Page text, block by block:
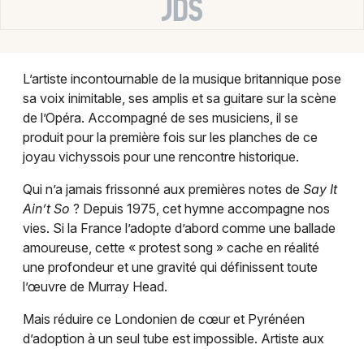
Sports
Soirées
Sorties famille
Expos
Sorties & loisirs
Pop / folk dans la Allier
Pop / folk en Auvergne
Paris
Strasbourg
Toulouse
Toutes les villes
L’artiste incontournable de la musique britannique pose
sa voix inimitable, ses amplis et sa guitare sur la scène
de l’Opéra. Accompagné de ses musiciens, il se
produit pour la première fois sur les planches de ce
joyau vichyssois pour une rencontre historique.
Qui n’a jamais frissonné aux premières notes de Say It
Ain’t So ? Depuis 1975, cet hymne accompagne nos
vies. Si la France l’adopte d’abord comme une ballade
amoureuse, cette « protest song » cache en réalité
une profondeur et une gravité qui définissent toute
l’œuvre de Murray Head.
Mais réduire ce Londonien de cœur et Pyrénéen
d’adoption à un seul tube est impossible. Artiste aux